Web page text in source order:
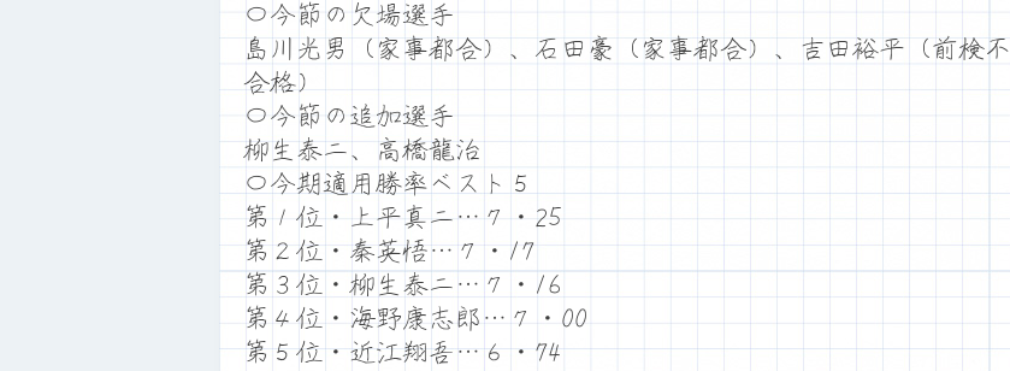
〇今節の欠場選手
島川光男（家事都合）、石田豪（家事都合）、吉田裕平（前検不
合格）
〇今節の追加選手
柳生泰二、高橋龍治
〇今期適用勝率ベスト５
第１位・上平真二…７・25
第２位・秦英悟…７・17
第３位・柳生泰二…７・16
第４位・海野康志郎…７・00
第５位・近江翔吾…６・74